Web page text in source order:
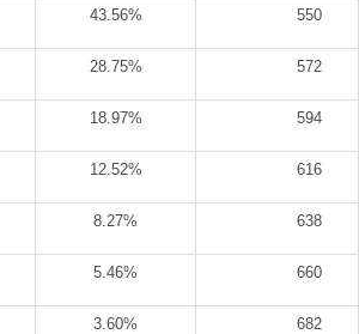
43.56% 550
28.75% 572
18.97% 594
12.52% 616
8.27% 638
5.46% 660
3.60% 682